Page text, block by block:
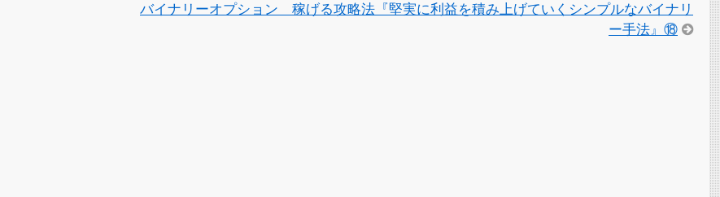
バイナリーオプション 稼げる攻略法『堅実に利益を積み上げていくシンプルなバイナリ
ー手法』⑱